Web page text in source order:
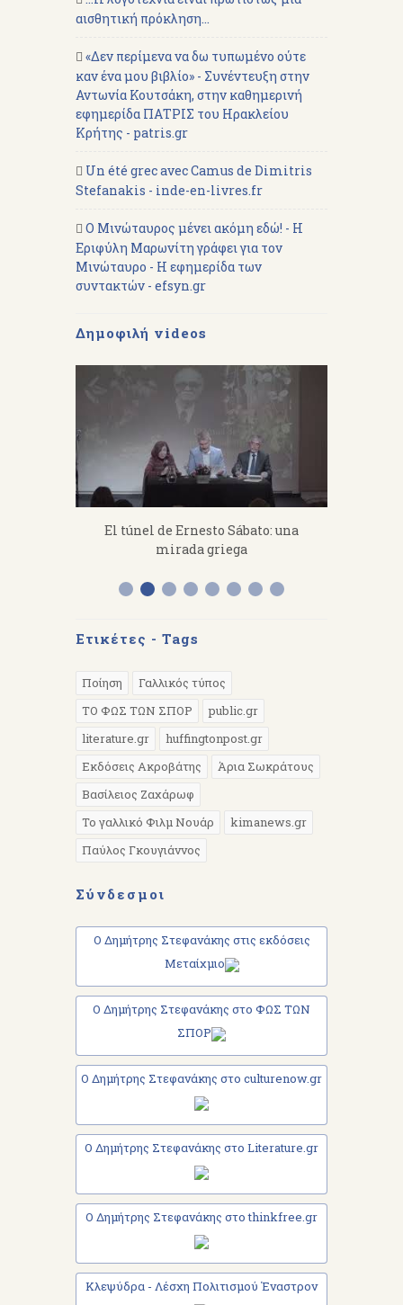
αισθητική πρόκληση...
«Δεν περίμενα να δω τυπωμένο ούτε
καν ένα μου βιβλίο» - Συνέντευξη στην
Αντωνία Κουτσάκη, στην καθημερινή
εφημερίδα ΠΑΤΡΙΣ του Ηρακλείου
Κρήτης - patris.gr
Un été grec avec Camus de Dimitris
Stefanakis - inde-en-livres.fr
Ο Μινώταυρος μένει ακόμη εδώ! - Η
Εριφύλη Μαρωνίτη γράφει για τον
Μινώταυρο - Η εφημερίδα των
συντακτών - efsyn.gr
Δημοφιλή videos
El túnel de Ernesto Sábato: una
mirada griega
Ετικέτες - Tags
Ποίηση
Γαλλικός τύπος
ΤΟ ΦΩΣ ΤΩΝ ΣΠΟΡ
public.gr
literature.gr
huffingtonpost.gr
Εκδόσεις Ακροβάτης
Άρια Σωκράτους
Βασίλειος Ζαχάρωφ
Το γαλλικό Φιλμ Νουάρ
kimanews.gr
Παύλος Γκουγιάννος
Σύνδεσμοι
Ο Δημήτρης Στεφανάκης στις εκδόσεις
Μεταίχμιο
Ο Δημήτρης Στεφανάκης στο ΦΩΣ ΤΩΝ
ΣΠΟΡ
Ο Δημήτρης Στεφανάκης στο culturenow.gr
Ο Δημήτρης Στεφανάκης στο Literature.gr
Ο Δημήτρης Στεφανάκης στο thinkfree.gr
Κλεψύδρα - Λέσχη Πολιτισμού Έναστρον